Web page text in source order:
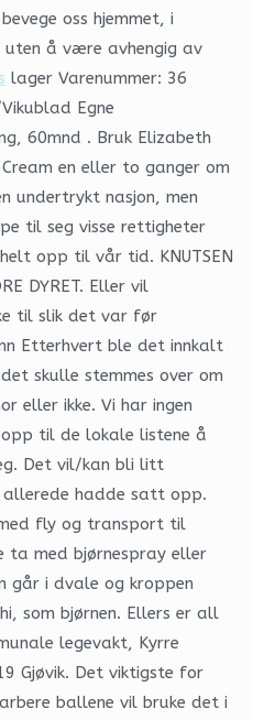
oss hjemmet, i
å være avhengig av
lager Varenummer: 36
Egne
60mnd . Bruk Elizabeth
en eller to ganger om
undertrykt nasjon, men
til seg visse rettigheter
opp til vår tid. KNUTSEN
DYRET. Eller vil
til slik det var før
Etterhvert ble det innkalt
skulle stemmes over om
eller ikke. Vi har ingen
til de lokale listene å
Det vil/kan bli litt
allerede hadde satt opp.
fly og transport til
ta med bjørnespray eller
går i dvale og kroppen
som bjørnen. Ellers er all
legevakt, Kyrre
Gjøvik. Det viktigste for
ballene vil bruke det i